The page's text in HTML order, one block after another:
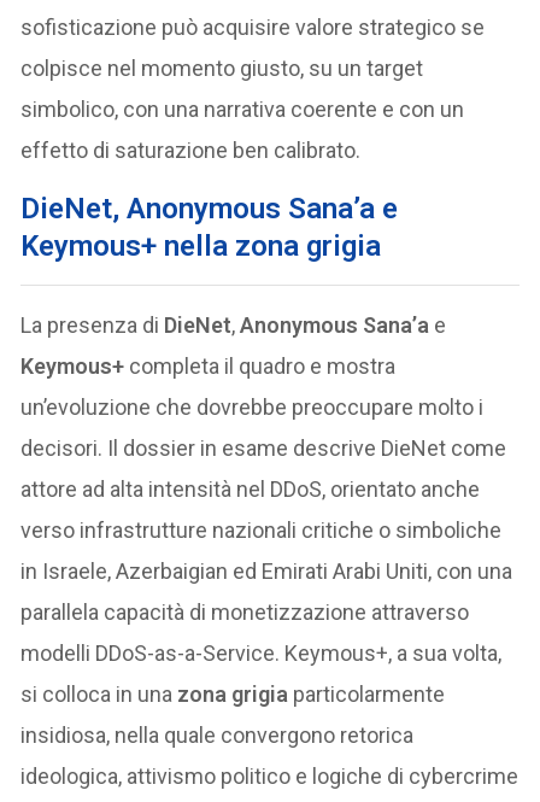
sofisticazione può acquisire valore strategico se
colpisce nel momento giusto, su un target
simbolico, con una narrativa coerente e con un
effetto di saturazione ben calibrato.
DieNet, Anonymous Sana’a e
Keymous+ nella zona grigia
La presenza di DieNet,Anonymous Sana’a e
Keymous+ completa il quadro e mostra
un’evoluzione che dovrebbe preoccupare molto i
decisori. Il dossier in esame descrive DieNet come
attore ad alta intensità nel DDoS, orientato anche
verso infrastrutture nazionali critiche o simboliche
in Israele, Azerbaigian ed Emirati Arabi Uniti, con una
parallela capacità di monetizzazione attraverso
modelli DDoS-as-a-Service. Keymous+, a sua volta,
si colloca in una zona grigia particolarmente
insidiosa, nella quale convergono retorica
ideologica, attivismo politico e logiche di cybercrime